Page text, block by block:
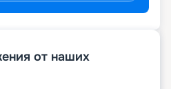
от наших